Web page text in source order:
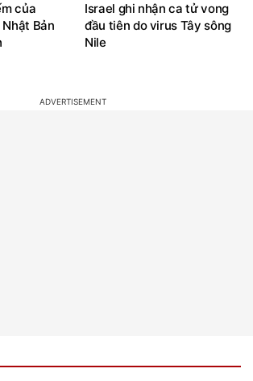
của
Bản
Israel ghi nhận ca tử vong
đầu tiên do virus Tây sông
Nile